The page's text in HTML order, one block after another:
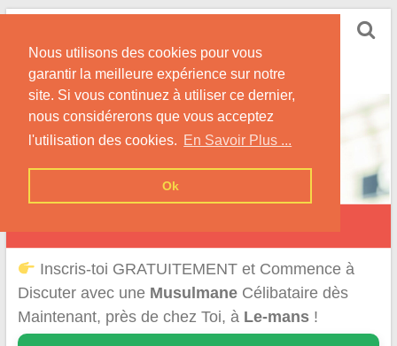
Nous utilisons des cookies pour vous
garantir la meilleure expérience sur notre
site. Si vous continuez à utiliser ce dernier,
nous considérerons que vous acceptez
l'utilisation des cookies. En Savoir Plus ...
Ok
Skip
content
Conseils et Informations pour la Rencontre d'une
Musulmane
Inscris-toi GRATUITEMENT et Commence à
Discuter avec une MusulmaneCélibataire dès
Maintenant, près de chez Toi, à Le-mans!